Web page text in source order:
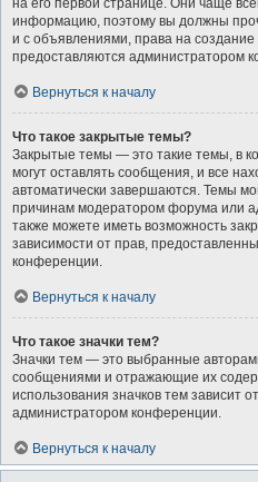
на его первой странице. Они чаще
информацию, поэтому вы должны
и с объявлениями, права на
предоставляются администратором
Вернуться к началу
Что такое закрытые темы?
Закрытые темы — это такие темы, в
могут оставлять сообщения, и все
автоматически завершаются. Темы
причинам модератором форума или
также можете иметь возможность
зависимости от прав,
конференции.
Вернуться к началу
Что такое значки тем?
Значки тем — это выбранные
сообщениями и отражающие их
использования значков тем зависит
администратором конференции.
Вернуться к началу